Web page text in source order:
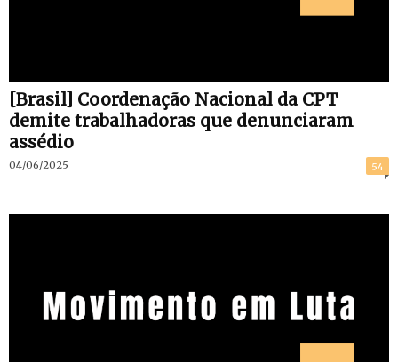
[Brasil] Coordenação Nacional da CPT
demite trabalhadoras que denunciaram
assédio
04/06/2025 54